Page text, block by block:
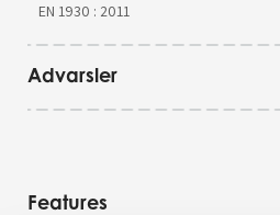
EN 1930 : 2011
Advarsler
Features